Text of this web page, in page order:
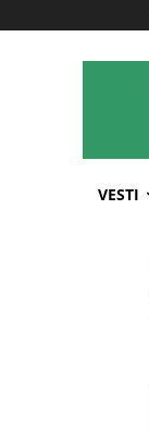
VESTI